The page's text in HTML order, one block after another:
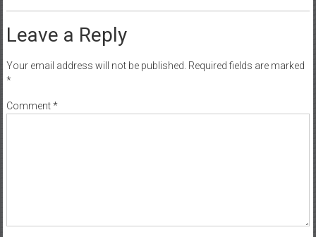
Leave a Reply
Your email address will not be published. Required fields are marked
*
Comment*